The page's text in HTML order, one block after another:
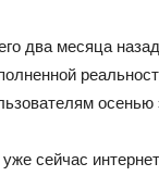
два месяца
осенью
сейчас